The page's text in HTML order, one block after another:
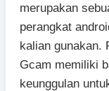
merupakan
perangkat
kalian gunakan.
Gcam memiliki
keunggulan